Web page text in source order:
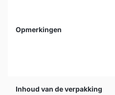
Opmerkingen
Inhoud van de verpakking